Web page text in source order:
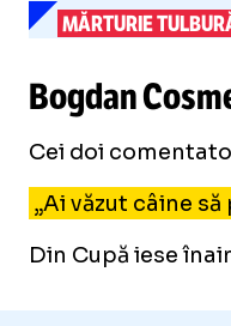
MĂRTURIE
Bogdan
Cei doi
„Ai văzut câine
Din Cupă iese